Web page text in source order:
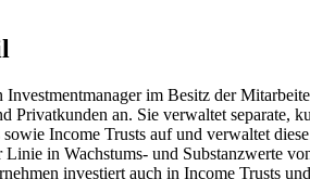
im Besitz der
Privatkunden an. Sie verwaltet separate,
Income Trusts auf und verwaltet
Linie in Wachstums- und Substanzwerte
investiert auch in Income Trusts